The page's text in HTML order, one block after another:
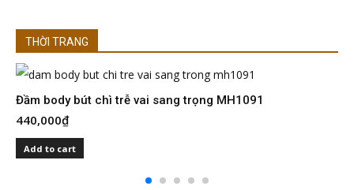
THỜI TRANG
Đầm body bút chì trễ vai sang trọng MH1091
440,000₫
Add to cart